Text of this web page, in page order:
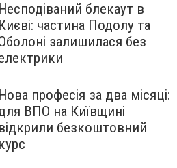
Несподіваний блекаут в
Києві: частина Подолу та
залишилася без
Нова професія за два місяці:
ВПО на Київщині
відкрили безкоштовний
курс